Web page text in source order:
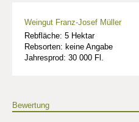
Weingut Franz-Josef Müller
Rebfläche: 5 Hektar
Rebsorten: keine Angabe
Jahresprod: 30 000 Fl.
Bewertung